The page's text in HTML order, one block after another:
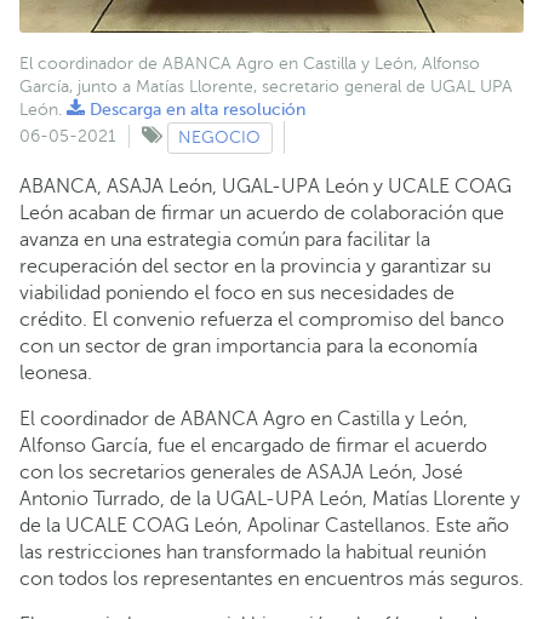
El coordinador de ABANCA Agro en Castilla y León, Alfonso
García, junto a Matías Llorente, secretario general de UGAL UPA
León.
Descarga en alta resolución
06-05-2021
NEGOCIO
ABANCA, ASAJA León, UGAL-UPA León y UCALE COAG
León acaban de firmar un acuerdo de colaboración que
avanza en una estrategia común para facilitar la
recuperación del sector en la provincia y garantizar su
viabilidad poniendo el foco en sus necesidades de
crédito. El convenio refuerza el compromiso del banco
con un sector de gran importancia para la economía
leonesa.
El coordinador de ABANCA Agro en Castilla y León,
Alfonso García, fue el encargado de firmar el acuerdo
con los secretarios generales de ASAJA León, José
Antonio Turrado, de la UGAL-UPA León, Matías Llorente y
de la UCALE COAG León, Apolinar Castellanos. Este año
las restricciones han transformado la habitual reunión
con todos los representantes en encuentros más seguros.